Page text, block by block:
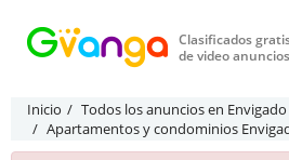
Clasificados
de video anuncios
Inicio Todos los anuncios en Envigado
Apartamentos y condominios